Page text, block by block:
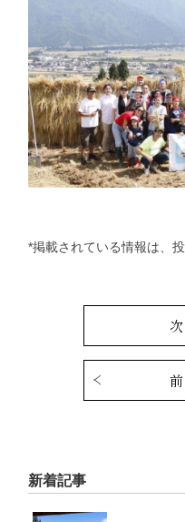
*掲載されている情報は、
新着記事